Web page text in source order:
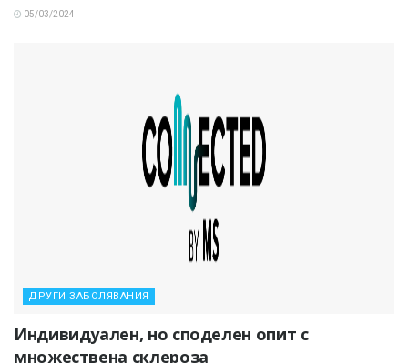
05/03/2024
ДРУГИ ЗАБОЛЯВАНИЯ
Индивидуален, но споделен опит с
множествена склероза